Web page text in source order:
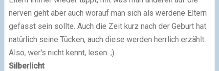
nerven geht aber auch worauf man sich als werdene Eltern
gefasst sein sollte. Auch die Zeit kurz nach der Geburt hat
natürlich seine Tücken, auch diese werden herrlich erzählt.
Also, wer's nicht kennt, lesen. ;)
Silberlicht